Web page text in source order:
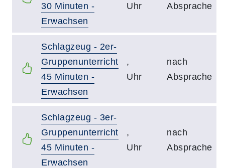
30 Minuten -
Erwachsen
Uhr
Absprache
Schlagzeug - 2er-
Gruppenunterricht
45 Minuten -
Erwachsen
,
Uhr
nach
Absprache
Schlagzeug - 3er-
Gruppenunterricht
45 Minuten -
Erwachsen
,
Uhr
nach
Absprache